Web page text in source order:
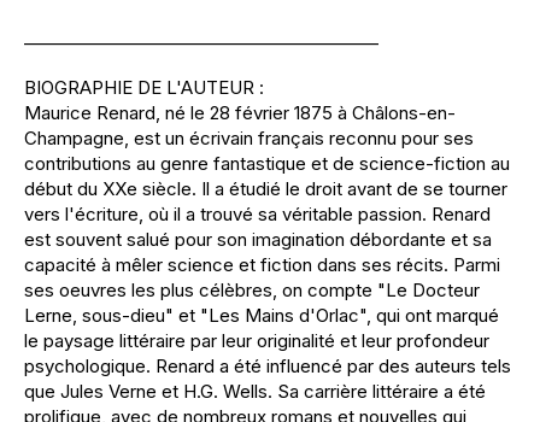
BIOGRAPHIE DE L'AUTEUR :
Maurice Renard, né le 28 février 1875 à Châlons-en-
Champagne, est un écrivain français reconnu pour ses
contributions au genre fantastique et de science-fiction au
début du XXe siècle. Il a étudié le droit avant de se tourner
vers l'écriture, où il a trouvé sa véritable passion. Renard
est souvent salué pour son imagination débordante et sa
capacité à mêler science et fiction dans ses récits. Parmi
ses oeuvres les plus célèbres, on compte "Le Docteur
Lerne, sous-dieu" et "Les Mains d'Orlac", qui ont marqué
le paysage littéraire par leur originalité et leur profondeur
psychologique. Renard a été influencé par des auteurs tels
que Jules Verne et H.G. Wells. Sa carrière littéraire a été
prolifique, avec de nombreux romans et nouvelles qui